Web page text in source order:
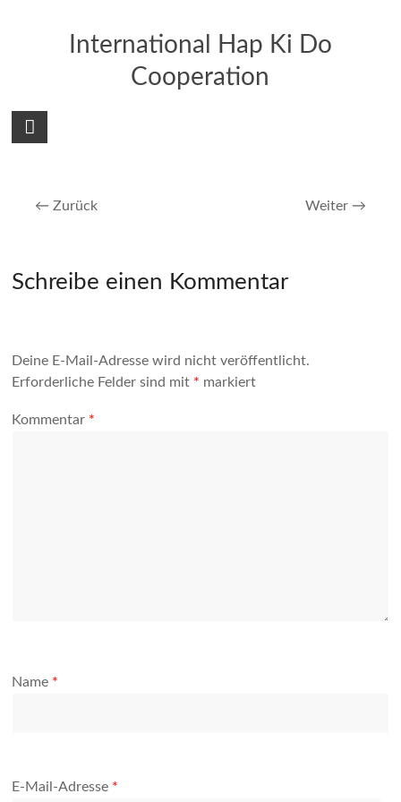
International Hap Ki Do
Cooperation
← Zurück Weiter →
Schreibe einen Kommentar
Deine E-Mail-Adresse wird nicht veröffentlicht.
Erforderliche Felder sind mit * markiert
Kommentar *
Name *
E-Mail-Adresse *